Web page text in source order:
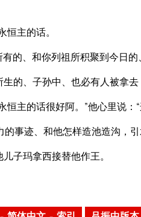
主的话。
的、和你列祖所积聚到今日
的、子孙中、也必有人被拿
恒主的话很好阿。”他心里说
事迹、和他怎样造池造沟，
子玛拿西接替他作王。